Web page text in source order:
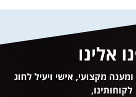
אלינו
מקצועי, אישי ויעיל לחוג
לקוחותינו,